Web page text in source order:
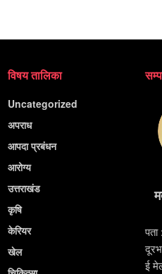
विषय तालिका
Uncategorized
अपराध
आपदा प्रबंधन
आरोग्य
उत्तराखंड
कृषि
केरियर
खेल
ई